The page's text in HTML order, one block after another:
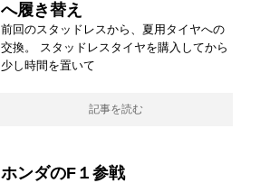
へ履き替え
前回のスタッドレスから、夏用タイヤへの
交換。 スタッドレスタイヤを購入してから
少し時間を置いて
記事を読む
ホンダのF１参戦